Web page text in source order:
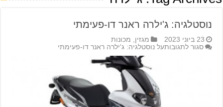
נוסטלגיה: ג'ילרה ראנר דו-פעימתי
23 ביוני 2023 מגזין
מכונות
סגור לתגובותעל נוסטלגיה: ג'ילרה ראנר דו-פעימתי